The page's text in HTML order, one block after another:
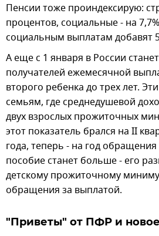
Пенсии тоже проиндексирую:
процентов, социальные - на
социальным выплатам добавят
А еще с 1 января в России
получателей ежемесячной
второго ребенка до трех лет.
семьям, где среднедушевой
двух взрослых прожиточных
этот показатель брался на II
года, теперь - на год
пособие станет больше - его
детскому прожиточному
обращения за выплатой.
"Приветы" от ПФР и